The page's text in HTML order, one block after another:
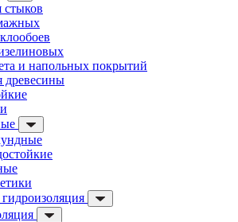
стыков
и напольных покрытий
древесины